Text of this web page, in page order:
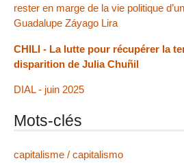
rester en marge de la vie politique
Guadalupe Záyago Lira
CHILI - La lutte pour récupérer la
disparition de Julia Chuñil
DIAL - juin 2025
Mots-clés
capitalisme / capitalismo